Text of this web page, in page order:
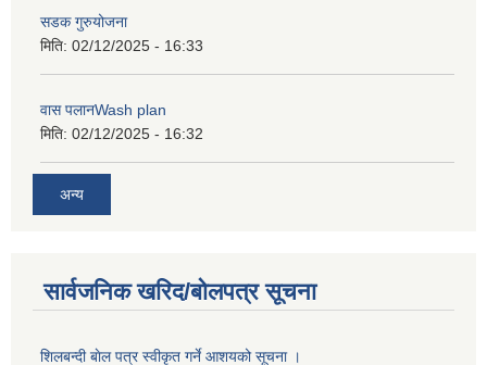
सडक गुरुयोजना
मिति: 02/12/2025 - 16:33
वास पलानWash plan
मिति: 02/12/2025 - 16:32
अन्य
सार्वजनिक खरिद/बोलपत्र सूचना
शिलबन्दी बाेल पत्र स्वीकृत गर्ने आशयको सूचना ।